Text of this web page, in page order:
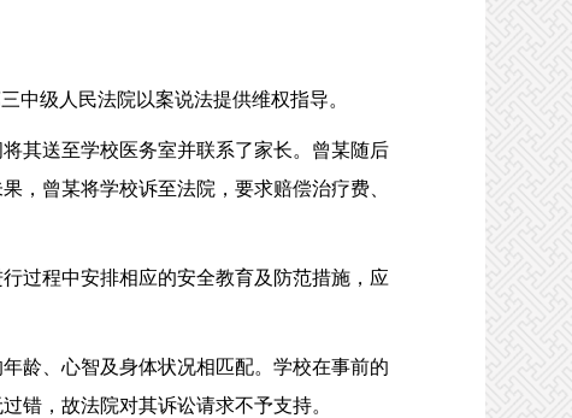
级人民法院以案说法提供维权指导。
其送至学校医务室并联系了家长。曾某随后
，曾某将学校诉至法院，要求赔偿治疗费、
过程中安排相应的安全教育及防范措施，应
龄、心智及身体状况相匹配。学校在事前的
错，故法院对其诉讼请求不予支持。